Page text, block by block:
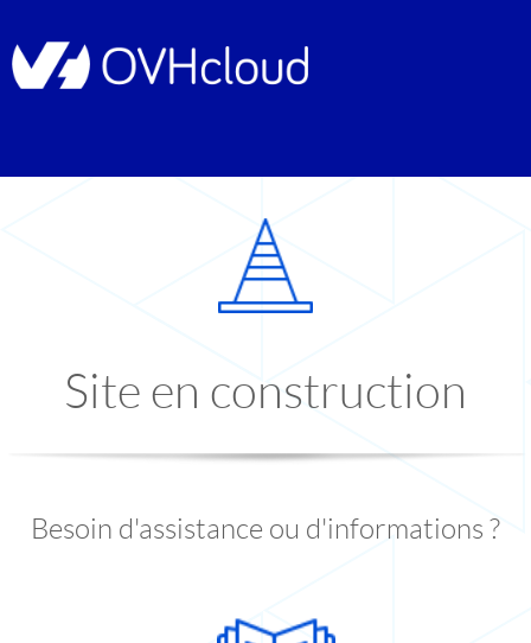
Site en construction
Besoin d'assistance ou d'informations ?